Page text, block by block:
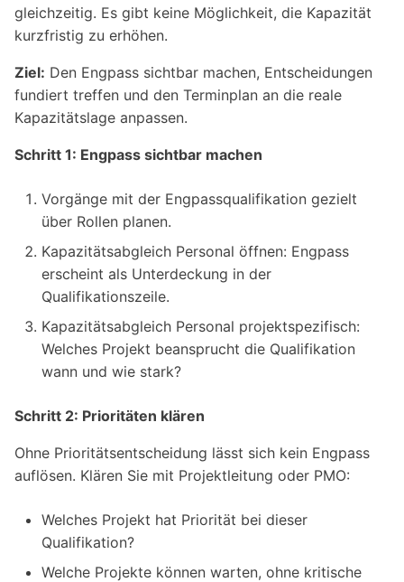
gleichzeitig. Es gibt keine Möglichkeit, die Kapazität
kurzfristig zu erhöhen.
Ziel: Den Engpass sichtbar machen, Entscheidungen
fundiert treffen und den Terminplan an die reale
Kapazitätslage anpassen.
Schritt 1: Engpass sichtbar machen
Vorgänge mit der Engpassqualifikation gezielt
über Rollen planen.
Kapazitätsabgleich Personal öffnen: Engpass
erscheint als Unterdeckung in der
Qualifikationszeile.
Kapazitätsabgleich Personal projektspezifisch:
Welches Projekt beansprucht die Qualifikation
wann und wie stark?
Schritt 2: Prioritäten klären
Ohne Prioritätsentscheidung lässt sich kein Engpass
auflösen. Klären Sie mit Projektleitung oder PMO:
Welches Projekt hat Priorität bei dieser
Qualifikation?
Welche Projekte können warten, ohne kritische